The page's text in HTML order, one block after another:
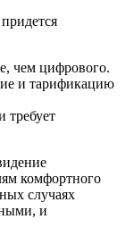
чем цифрового.
и тарификацию
требует
комфортного
случаях
и